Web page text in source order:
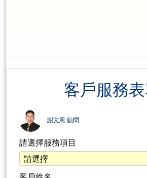
客戶服務
謝文恩 顧問
請選擇服務項目